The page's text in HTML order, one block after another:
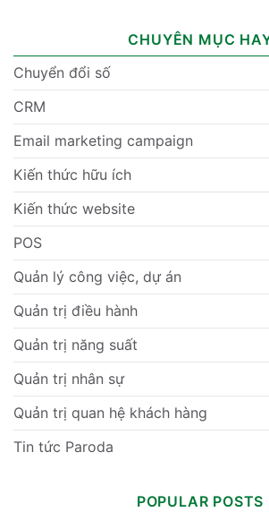
CHUYÊN MỤC
Chuyển đổi số
CRM
Email marketing campaign
Kiến thức hữu ích
Kiến thức website
POS
Quản lý công việc, dự án
Quản trị điều hành
Quản trị năng suất
Quản trị nhân sự
Quản trị quan hệ khách hàng
Tin tức Paroda
POPULAR POSTS